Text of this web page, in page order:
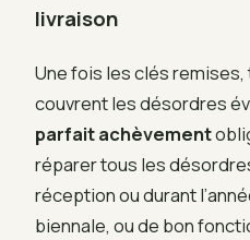
livraison
Une fois les clés
couvrent les désordres
parfait achèvement
réparer tous les
réception ou durant
biennale, ou de bon